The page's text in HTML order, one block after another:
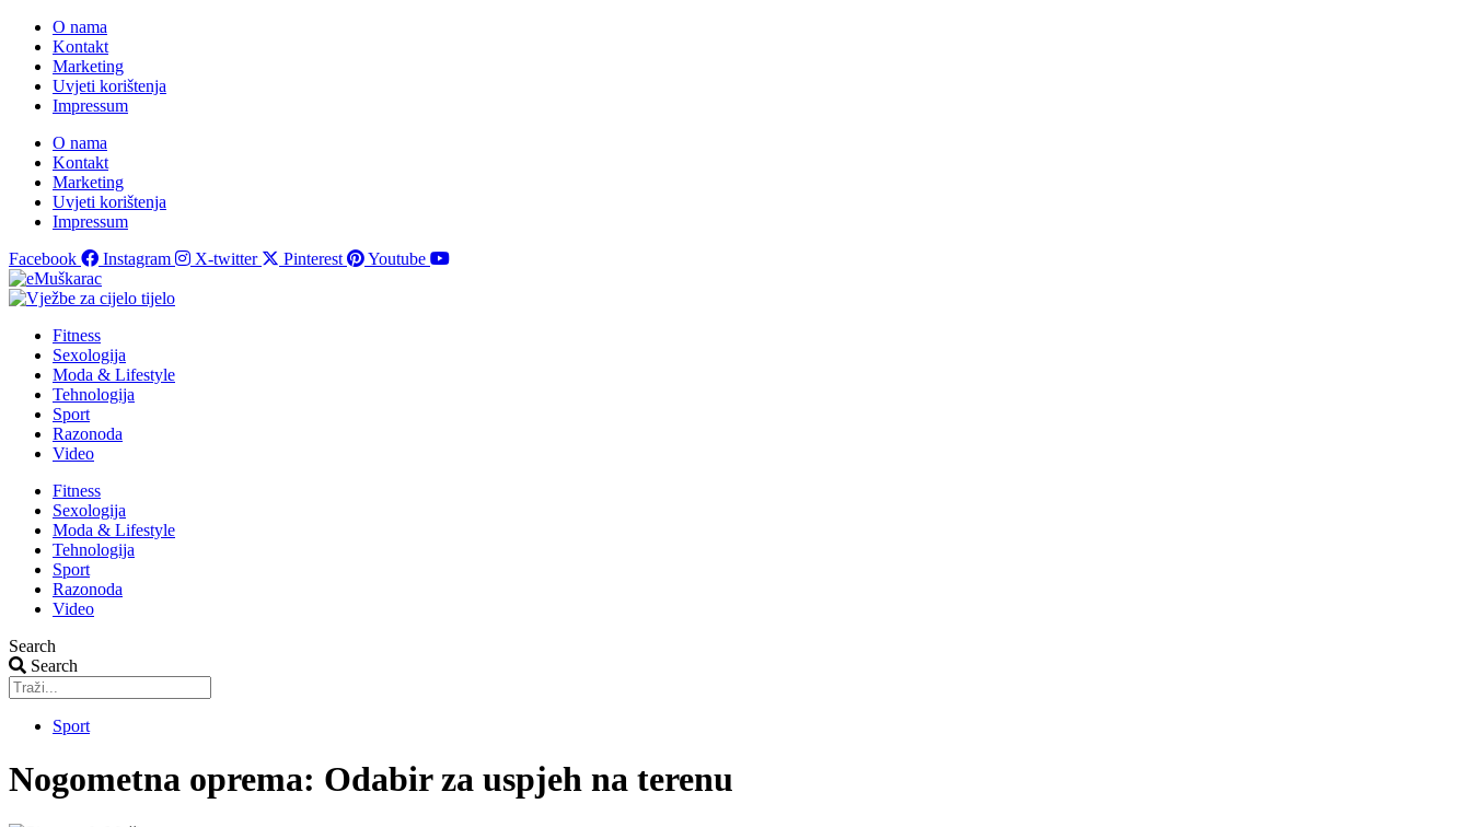
O nama
Kontakt
Marketing
Uvjeti korištenja
Impressum
O nama
Kontakt
Marketing
Uvjeti korištenja
Impressum
Facebook
Instagram X-twitter Pinterest Youtube
Fitness
Sexologija
Moda & Lifestyle
Tehnologija
Sport
Razonoda
Video
Fitness
Sexologija
Moda & Lifestyle
Tehnologija
Sport
Razonoda
Video
Search
Search
Sport
Nogometna oprema: Odabir za uspjeh na terenu